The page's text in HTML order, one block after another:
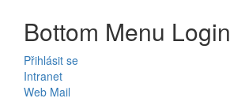
Bottom Menu Login
Přihlásit se
Intranet
Web Mail